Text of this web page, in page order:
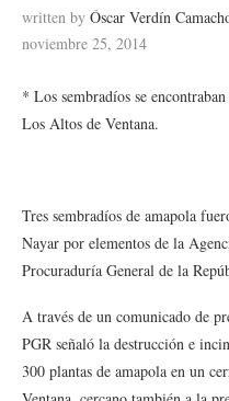
written by Óscar Verdín
noviembre 25, 2014
* Los sembradíos se
Los Altos de Ventana.
Tres sembradíos de amapola
Nayar por elementos de la
Procuraduría General de la
A través de un comunicado de
PGR señaló la destrucción e
300 plantas de amapola en un